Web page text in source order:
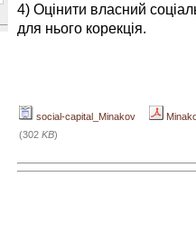
4) Оцінити власний
для нього корекція.
social-capital_Minakov
(302 KB)